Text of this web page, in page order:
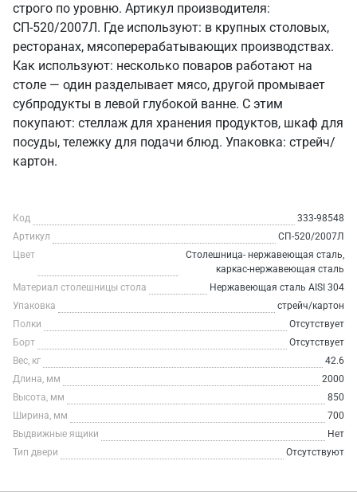
строго по уровню. Артикул производителя:
СП-520/2007Л. Где используют: в крупных столовых,
ресторанах, мясоперерабатывающих производствах.
Как используют: несколько поваров работают на
столе — один разделывает мясо, другой промывает
субпродукты в левой глубокой ванне. С этим
покупают: стеллаж для хранения продуктов, шкаф для
посуды, тележку для подачи блюд. Упаковка: стрейч/
картон.
Код
333-98548
Артикул
СП-520/2007Л
Цвет
Столешница- нержавеющая сталь,
каркас-нержавеющая сталь
Материал столешницы стола
Нержавеющая сталь AISI 304
Упаковка
стрейч/картон
Полки
Отсутствует
Борт
Отсутствует
Вес, кг
42.6
Длина, мм
2000
Высота, мм
850
Ширина, мм
700
Выдвижные ящики
Нет
Тип двери
Отсутствуют